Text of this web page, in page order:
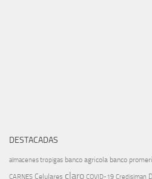
DESTACADAS
almacenes tropigas banco agricola banco
CARNES Celulares claro COVID-19 Credisiman